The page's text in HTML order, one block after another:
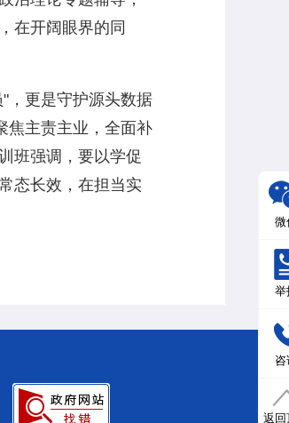
在开阔眼界的同
，更是守护源头数据
焦主责主业，全面补
班强调，要以学促
态长效，在担当实
微
举
咨
返回